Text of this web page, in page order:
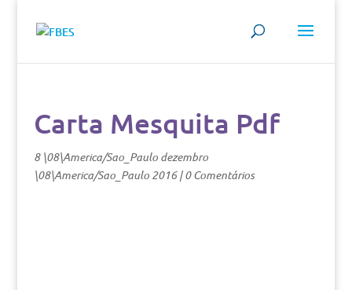
Carta Mesquita Pdf
8 \08\America/Sao_Paulo dezembro
\08\America/Sao_Paulo 2016|0 Comentários